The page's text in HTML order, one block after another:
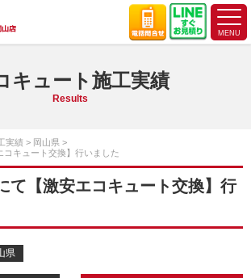
キュート施工実績
Results
実績
岡山県
コキュート交換】行いました
て【激安エコキュート交換】行
県